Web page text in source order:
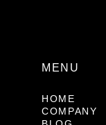
MENU
HOME
COMPANY